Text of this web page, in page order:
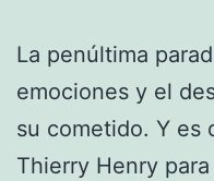
La penúltima
emociones y el
su cometido. Y es
Thierry Henry